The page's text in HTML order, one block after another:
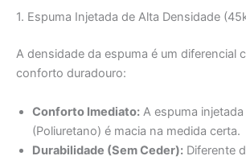
1. Espuma Injetada de Alta Densidade
A densidade da espuma é um diferencial
conforto duradouro:
Conforto Imediato: A espuma
(Poliuretano) é macia na medida certa.
Durabilidade (Sem Ceder): Diferente